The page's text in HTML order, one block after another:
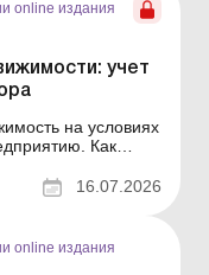
online издания
учет
на условиях
Как
налога
Библиотека
16.07.2026
online издания